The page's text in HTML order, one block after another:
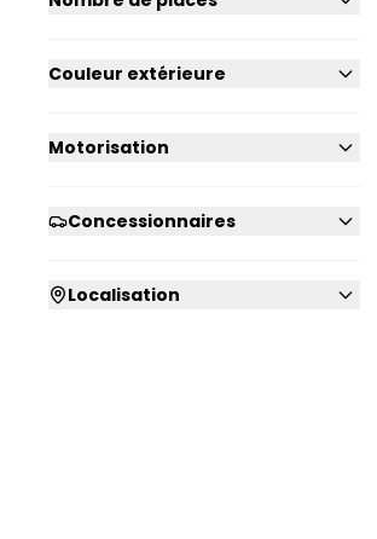
Couleur extérieure
Motorisation
Concessionnaires
Localisation